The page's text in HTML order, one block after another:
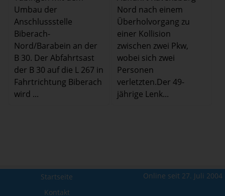
Umbau der
Anschlussstelle
Biberach-
Nord/Barabein an der
B 30. Der Abfahrtsast
der B 30 auf die L 267 in
Fahrtrichtung Biberach
wird ...
Nord nach einem
Überholvorgang zu
einer Kollision
zwischen zwei Pkw,
wobei sich zwei
Personen
verletzten.Der 49-
jährige Lenk...
Online seit 27. Juli 2004
Startseite
Kontakt